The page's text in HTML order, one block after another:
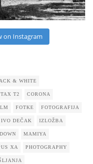
on Instagram
& WHITE
T2 CORONA
FOTKE FOTOGRAFIJA
IVO DEČAK IZLOŽBA
MAMIYA
XA PHOTOGRAPHY